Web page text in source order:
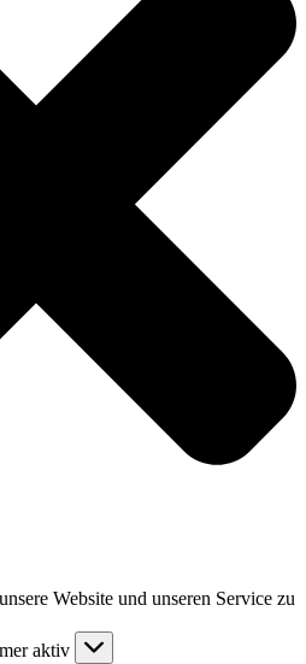
Website und unseren Service zu
aktiv